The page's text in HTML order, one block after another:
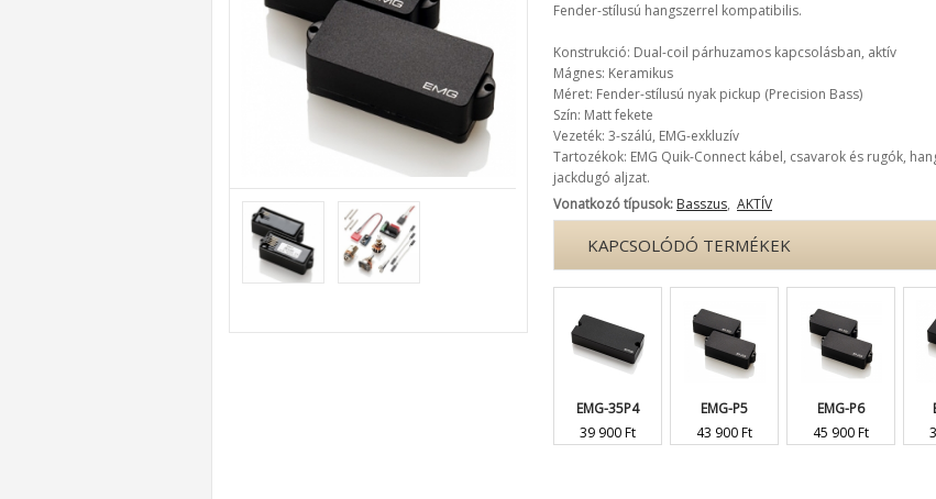
Fender-stílusú hangszerrel kompatibilis.
Konstrukció: Dual-coil párhuzamos kapcsolásban, aktív
Mágnes: Keramikus
Méret: Fender-stílusú nyak pickup (Precision Bass)
Szín: Matt fekete
Vezeték: 3-szálú, EMG-exkluzív
Tartozékok: EMG Quik-Connect kábel, csavarok és rugók,
jackdugó aljzat.
Vonatkozó típusok: Basszus, AKTÍV
KAPCSOLÓDÓ TERMÉKEK
EMG-35P4
39 900 Ft
EMG-P5
43 900 Ft
EMG-P6
45 900 Ft